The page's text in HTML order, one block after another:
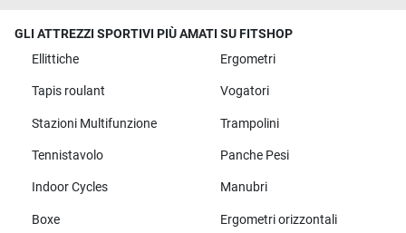
GLI ATTREZZI SPORTIVI PIÙ AMATI SU FITSHOP
Ellittiche
Ergometri
Tapis roulant Vogatori
Stazioni Multifunzione Trampolini
Tennistavolo Panche Pesi
Indoor Cycles Manubri
Boxe Ergometri orizzontali